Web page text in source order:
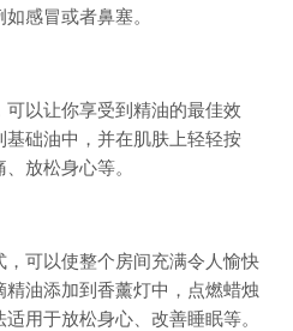
感冒或者鼻塞。
以让你享受到精油的最佳效
础油中，并在肌肤上轻轻按
放松身心等。
可以使整个房间充满令人愉快
油添加到香薰灯中，点燃蜡烛
用于放松身心、改善睡眠等。